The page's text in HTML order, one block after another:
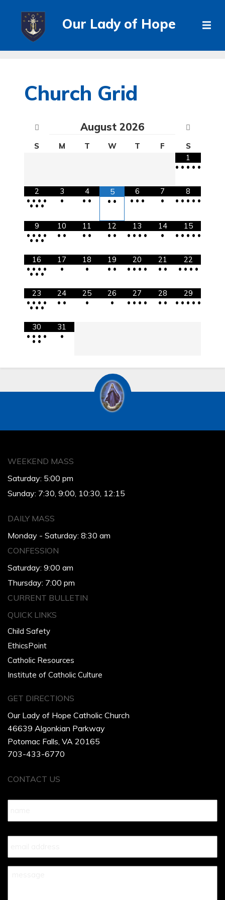
Our Lady of Hope
Church Grid
August 2026
S M T W T F
S
1
• • • • •
2
• • • •
•••
3
•
4
• •
5
• •
6
• • •
7
•
8
• • • • •
9
• • • •
•••
10
• •
11
• •
12
• •
13
• • • •
14
•
15
• • • • •
16
• • • •
•••
17
•
18
•
19
• •
20
• • • •
21
• •
22
• • • •
23
• • • •
•••
24
• •
25
•
26
•
27
• • • •
28
• •
29
• • • • •
30
• • • •
• •
31
•
WEEKEND MASS
Saturday: 5:00 pm
Sunday: 7:30, 9:00, 10:30, 12:15
DAILY MASS
Monday - Saturday: 8:30 am
CONFESSION
Saturday: 9:00 am
Thursday: 7:00 pm
CURRENT BULLETIN
QUICK LINKS
Child Safety
EthicsPoint
Catholic Resources
Institute of Catholic Culture
GET DIRECTIONS
Our Lady of Hope Catholic Church
46639 Algonkian Parkway
Potomac Falls, VA 20165
703-433-6770
CONTACT US
Name *
Your